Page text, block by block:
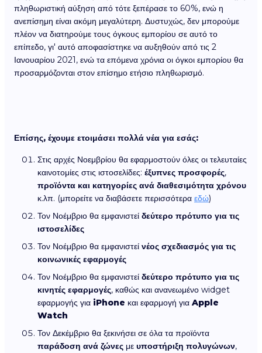
πληθωριστική αύξηση από τότε ξεπέρασε το 60%, ενώ η
ανεπίσημη είναι ακόμη μεγαλύτερη. Δυστυχώς, δεν μπορούμε
πλέον να διατηρούμε τους όγκους εμπορίου σε αυτό το
επίπεδο, γι' αυτό αποφασίστηκε να αυξηθούν από τις 2
Ιανουαρίου 2021, ενώ τα επόμενα χρόνια οι όγκοι εμπορίου θα
προσαρμόζονται στον επίσημο ετήσιο πληθωρισμό.
Επίσης, έχουμε ετοιμάσει πολλά νέα για εσάς:
Στις αρχές Νοεμβρίου θα εφαρμοστούν όλες οι τελευταίες
καινοτομίες στις ιστοσελίδες: έξυπνες προσφορές,
προϊόντα και κατηγορίες ανά διαθεσιμότητα χρόνου
κ.λπ. (μπορείτε να διαβάσετε περισσότερα εδώ)
Τον Νοέμβριο θα εμφανιστεί δεύτερο πρότυπο για τις
ιστοσελίδες
Τον Νοέμβριο θα εμφανιστεί νέος σχεδιασμός για τις
κοινωνικές εφαρμογές
Τον Νοέμβριο θα εμφανιστεί δεύτερο πρότυπο για τις
κινητές εφαρμογές, καθώς και ανανεωμένο widget
εφαρμογής για iPhone και εφαρμογή για Apple
Watch
Τον Δεκέμβριο θα ξεκινήσει σε όλα τα προϊόντα
παράδοση ανά ζώνες με υποστήριξη πολυγώνων,